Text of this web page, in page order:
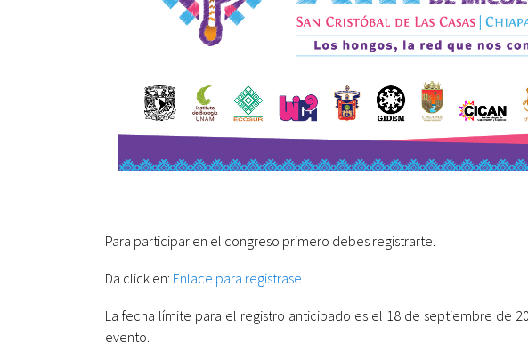
Para participar en el congreso primero debes registrarte.
Da click en: Enlace para registrase
La fecha límite para el registro anticipado es el 18 de septiembre de
evento.